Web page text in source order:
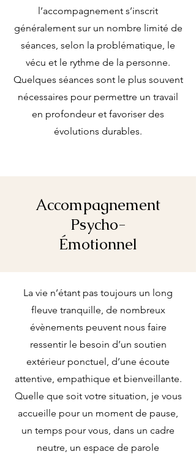
l’accompagnement s’inscrit
généralement sur un nombre limité de
séances, selon la problématique, le
vécu et le rythme de la personne.
Quelques séances sont le plus souvent
nécessaires pour permettre un travail
en profondeur et favoriser des
évolutions durables.
Accompagnement
Psycho-
Émotionnel
La vie n’étant pas toujours un long
fleuve tranquille, de nombreux
évènements peuvent nous faire
ressentir le besoin d’un soutien
extérieur ponctuel, d’une écoute
attentive, empathique et bienveillante.
Quelle que soit votre situation, je vous
accueille pour un moment de pause,
un temps pour vous, dans un cadre
neutre, un espace de parole